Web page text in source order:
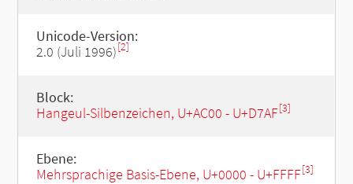
Unicode-Version:
2.0 (Juli 1996)[2]
Block:
Hangeul-Silbenzeichen, U+AC00 - U+D7AF[3]
Ebene:
Mehrsprachige Basis-Ebene, U+0000 - U+FFFF[3]